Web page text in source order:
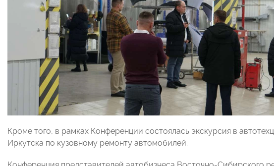
Кроме того, в рамках Конференции состоялась экскурсия в
Иркутска по кузовному ремонту автомобилей.